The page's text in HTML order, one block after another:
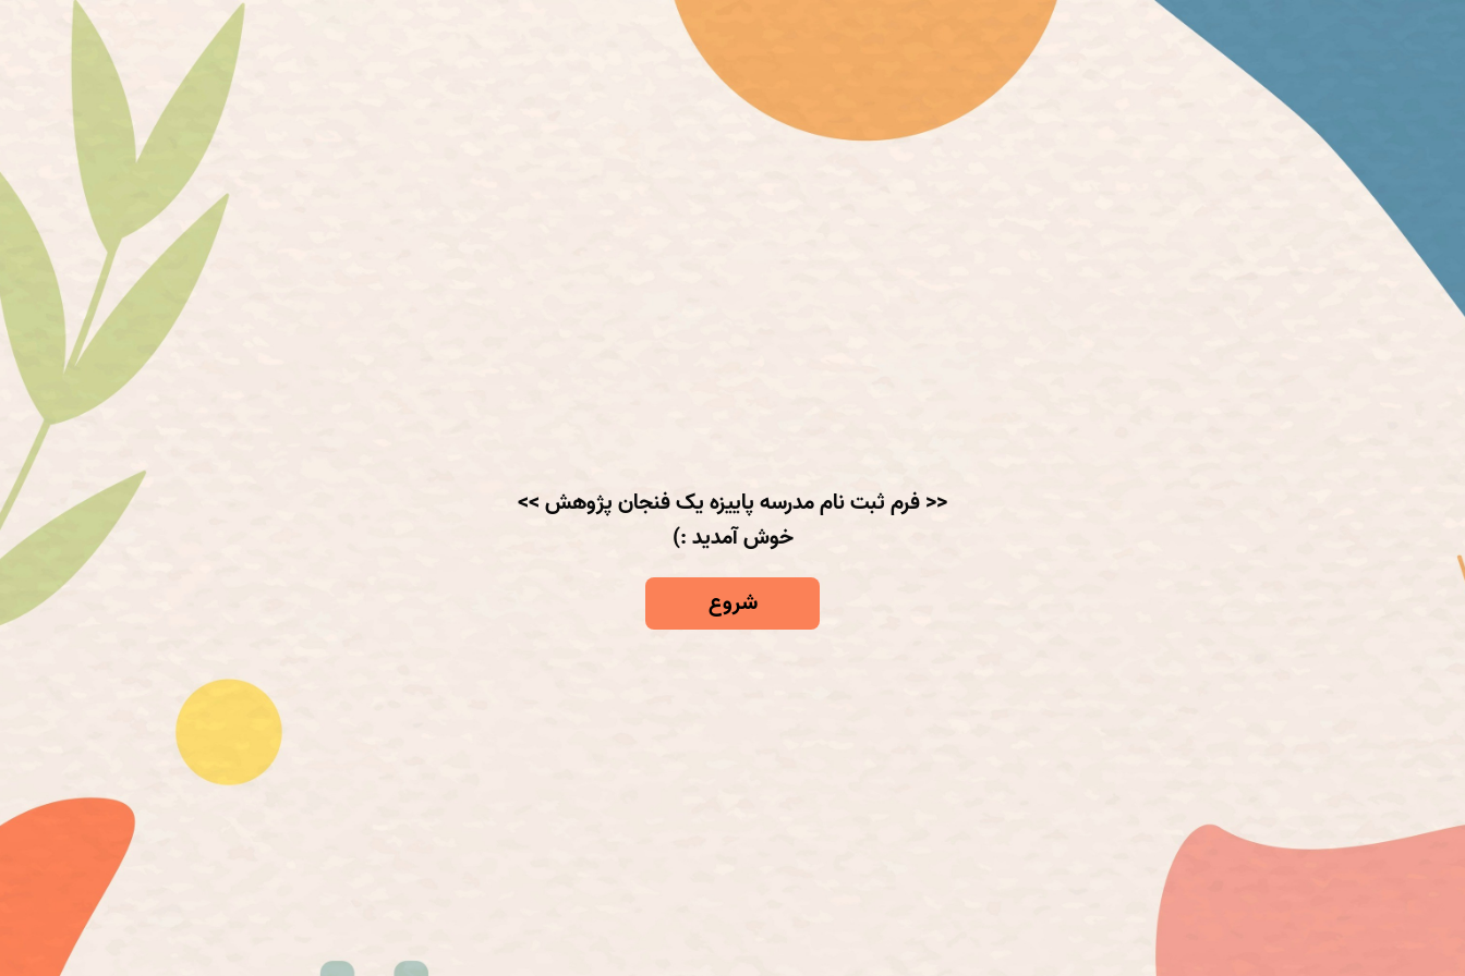
<< فرم ثبت نام مدرسه پاییزه یک فنجان پژوهش >>
خوش آمدید :)
شروع